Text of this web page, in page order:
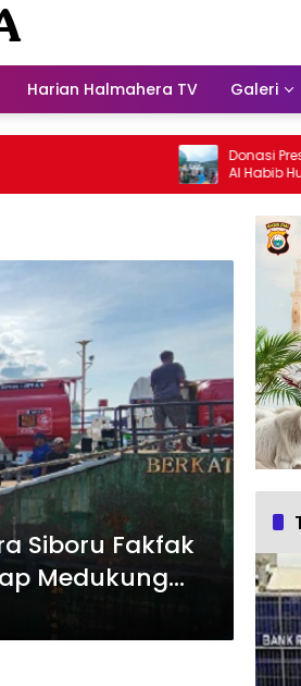
Harian Halmahera TV Galeri
Donasi Presdir
Al Habib Husein
Siboru Fakfak
Medukung